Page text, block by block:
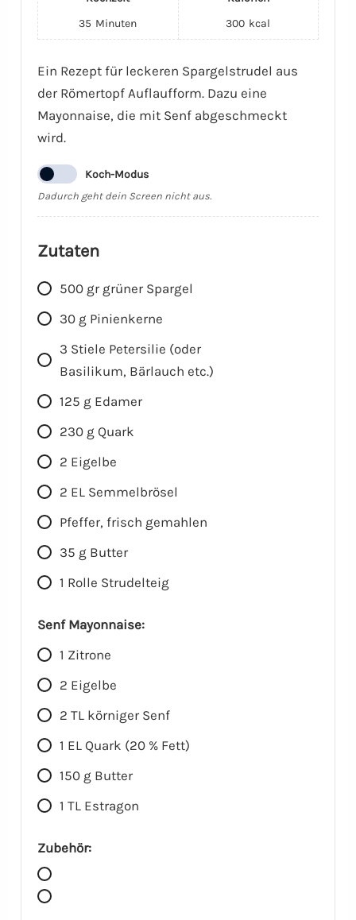
35 Minuten
300 kcal
Ein Rezept für leckeren Spargelstrudel aus
der Römertopf Auflaufform. Dazu eine
Mayonnaise, die mit Senf abgeschmeckt
wird.
Koch-Modus
Dadurch geht dein Screen nicht aus.
Zutaten
500 gr grüner Spargel
30 g Pinienkerne
3 Stiele Petersilie (oder
Basilikum, Bärlauch etc.)
125 g Edamer
230 g Quark
2 Eigelbe
2 EL Semmelbrösel
Pfeffer, frisch gemahlen
35 g Butter
1 Rolle Strudelteig
Senf Mayonnaise:
1 Zitrone
2 Eigelbe
2 TL körniger Senf
1 EL Quark (20 % Fett)
150 g Butter
1 TL Estragon
Zubehör: